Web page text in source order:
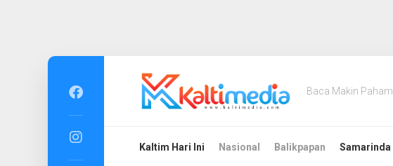
Baca Makin Paham
Kaltim Hari Ini Nasional Balikpapan Samarinda